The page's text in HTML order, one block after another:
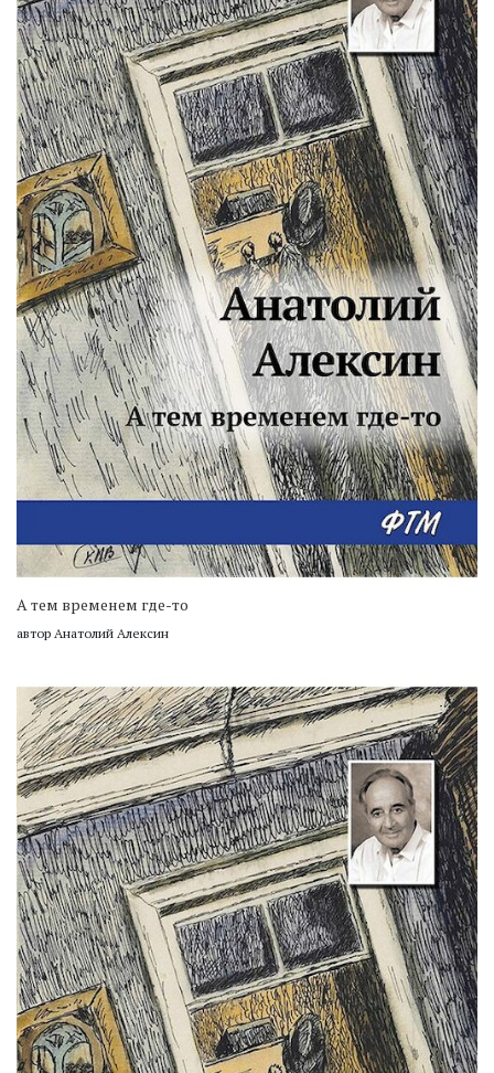
А тем временем где-то
автор Анатолий Алексин